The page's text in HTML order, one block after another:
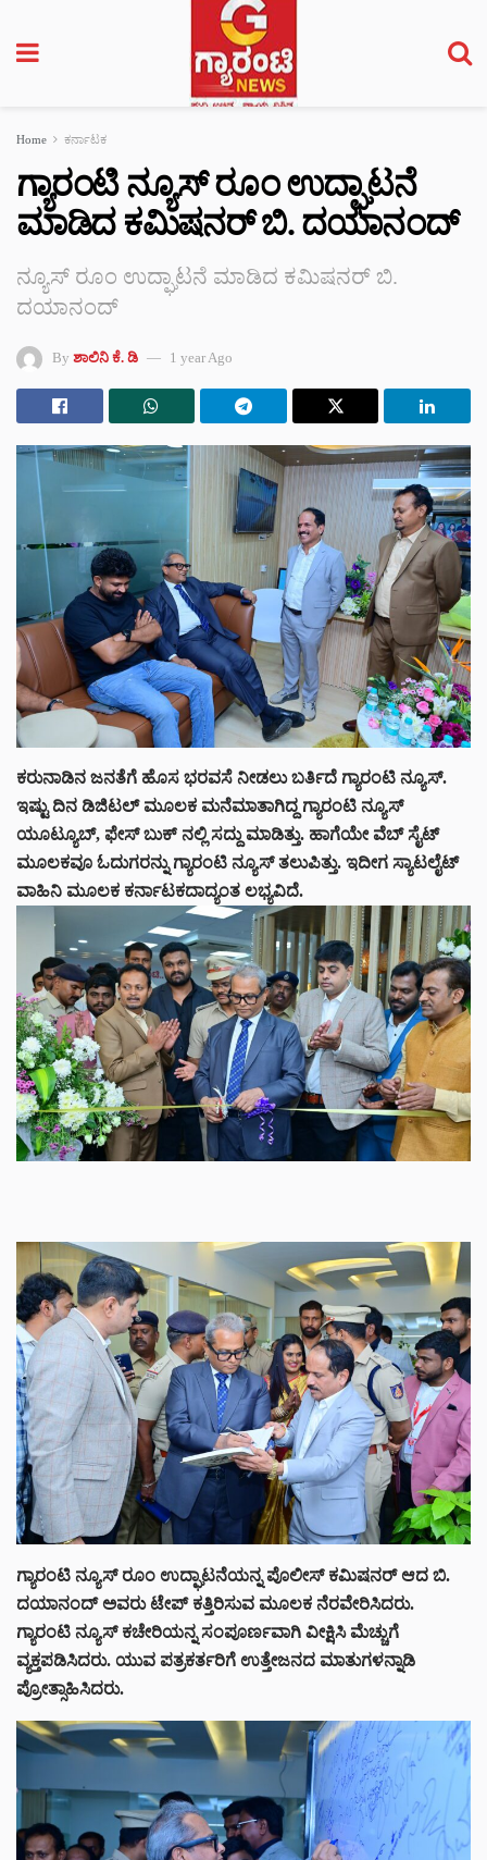
Home ಕರ್ನಾಟಕ
ಗ್ಯಾರಂಟಿ ನ್ಯೂಸ್‌ ರೂಂ ಉದ್ಘಾಟನೆ
ಮಾಡಿದ ಕಮಿಷನರ್‌ ಬಿ. ದಯಾನಂದ್‌
ನ್ಯೂಸ್‌ ರೂಂ ಉದ್ಘಾಟನೆ ಮಾಡಿದ ಕಮಿಷನರ್‌ ಬಿ.
ದಯಾನಂದ್‌
By ಶಾಲಿನಿ ಕೆ. ಡಿ 1 year Ago
ಕರುನಾಡಿನ ಜನತೆಗೆ ಹೊಸ ಭರವಸೆ ನೀಡಲು ಬರ್ತಿದೆ ಗ್ಯಾರಂಟಿ ನ್ಯೂಸ್.
ಇಷ್ಟು ದಿನ ಡಿಜಿಟಲ್ ಮೂಲಕ ಮನೆಮಾತಾಗಿದ್ದ ಗ್ಯಾರಂಟಿ ನ್ಯೂಸ್
ಯೂಟ್ಯೂಬ್, ಫೇಸ್ ಬುಕ್ ನಲ್ಲಿ ಸದ್ದು ಮಾಡಿತ್ತು. ಹಾಗೆಯೇ ವೆಬ್ ಸೈಟ್
ಮೂಲಕವೂ ಓದುಗರನ್ನು ಗ್ಯಾರಂಟಿ ನ್ಯೂಸ್ ತಲುಪಿತ್ತು. ಇದೀಗ ಸ್ಯಾಟಲೈಟ್
ವಾಹಿನಿ ಮೂಲಕ ಕರ್ನಾಟಕದಾದ್ಯಂತ ಲಭ್ಯವಿದೆ.
ಗ್ಯಾರಂಟಿ ನ್ಯೂಸ್‌ ರೂಂ ಉದ್ಘಾಟನೆಯನ್ನ ಪೊಲೀಸ್‌ ಕಮಿಷನರ್‌ ಆದ ಬಿ.
ದಯಾನಂದ್‌ ಅವರು ಟೇಪ್‌ ಕತ್ತಿರಿಸುವ ಮೂಲಕ ನೆರವೇರಿಸಿದರು.
ಗ್ಯಾರಂಟಿ ನ್ಯೂಸ್‌ ಕಚೇರಿಯನ್ನ ಸಂಪೂರ್ಣವಾಗಿ ವೀಕ್ಷಿಸಿ ಮೆಚ್ಚುಗೆ
ವ್ಯಕ್ತಪಡಿಸಿದರು. ಯುವ ಪತ್ರಕರ್ತರಿಗೆ ಉತ್ತೇಜನದ ಮಾತುಗಳನ್ನಾಡಿ
ಪ್ರೋತ್ಸಾಹಿಸಿದರು.